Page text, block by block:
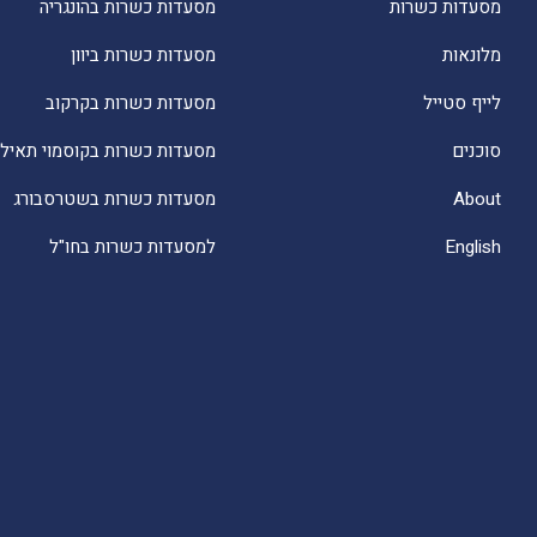
מסעדות כשרות בהונגריה
מסעדות כשרות ביוון
מסעדות כשרות בקרקוב
מסעדות כשרות בקוסמוי
מסעדות כשרות בשטרסבורג
למסעדות כשרות בחו"ל
מסעדות כשרות
מלונאות
לייף סטייל
סוכנים
About
English